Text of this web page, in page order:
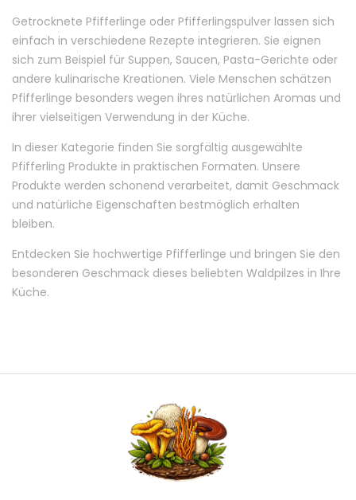
Getrocknete Pfifferlinge oder Pfifferlingspulver lassen sich
einfach in verschiedene Rezepte integrieren. Sie eignen
sich zum Beispiel für Suppen, Saucen, Pasta-Gerichte oder
andere kulinarische Kreationen. Viele Menschen schätzen
Pfifferlinge besonders wegen ihres natürlichen Aromas und
ihrer vielseitigen Verwendung in der Küche.
In dieser Kategorie finden Sie sorgfältig ausgewählte
Pfifferling Produkte in praktischen Formaten. Unsere
Produkte werden schonend verarbeitet, damit Geschmack
und natürliche Eigenschaften bestmöglich erhalten
bleiben.
Entdecken Sie hochwertige Pfifferlinge und bringen Sie den
besonderen Geschmack dieses beliebten Waldpilzes in Ihre
Küche.